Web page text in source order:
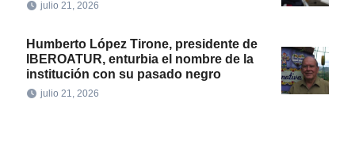
julio 21, 2026
Humberto López Tirone, presidente de
IBEROATUR, enturbia el nombre de la
institución con su pasado negro
julio 21, 2026